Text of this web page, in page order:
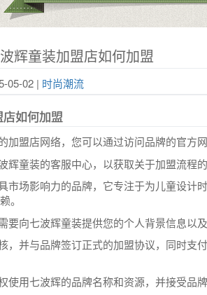
辉童装加盟店如何加盟
05-02 | 时尚潮流
如何加盟
加盟店网络，您可以通过访问品牌的官方网
辉童装的客服中心，以获取关于加盟流程的
市场影响力的品牌，它专注于为儿童设计
。
要向七波辉童装提供您的个人背景信息以及
，并与品牌签订正式的加盟协议，同时支
使用七波辉的品牌名称和资源，并接受品牌